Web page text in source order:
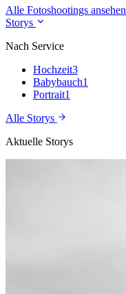
Alle Fotoshootings ansehen
Storys
Nach Service
Hochzeit3
Babybauch1
Portrait1
Alle Storys
Aktuelle Storys